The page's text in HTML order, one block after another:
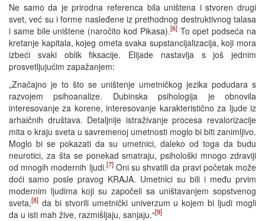
Ne samo da je prirodna referenca bila uništena i stvoren drugi
svet, već su i forme nasleđene iz prethodnog destruktivnog talasa
i same bile uništene (naročito kod Pikasa).[6]To opet podseća na
kretanje kapitala, kojeg ometa svaka supstancijalizacija, koji mora
izbeći svaki oblik fiksacije. Elijade nastavlja s još jednim
prosvetljujućim zapažanjem:
„Značajno je to što se uništenje umetničkog jezika podudara s
razvojem psihoanalize. Dubinska psihologija je obnovila
interesovanje za korene, interesovanje karakteristično za ljude iz
arhaičnih društava. Detaljnije istraživanje procesa revalorizacije
mita o kraju sveta u savremenoj umetnosti moglo bi biti zanimljivo.
Moglo bi se pokazati da su umetnici, daleko od toga da budu
neurotici, za šta se ponekad smatraju, psihološki mnogo zdraviji
od mnogih modernih ljudi.[7]Oni su shvatili da pravi početak može
doći samo posle pravog KRAJA. Umetnici su bili i među prvim
modernim ljudima koji su započeli sa uništavanjem sopstvenog
sveta,[8] da bi stvorili umetnički univerzum u kojem bi ljudi mogli
da u isti mah žive, razmišljaju, sanjaju.“[9]